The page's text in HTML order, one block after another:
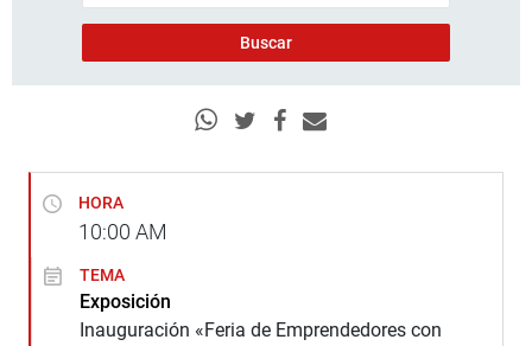
HORA
10:00 AM
TEMA
Exposición
Inauguración «Feria de Emprendedores con